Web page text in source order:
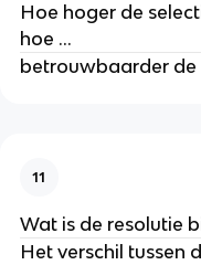
Hoe hoger de
hoe …
betrouwbaarder de
11
Wat is de resolutie
Het verschil tussen